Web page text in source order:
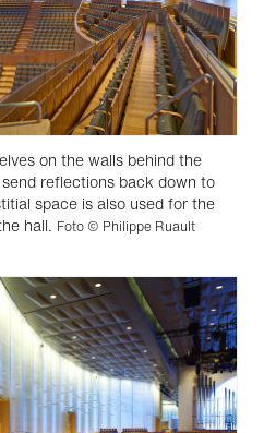
on the walls behind the
reflections back down to
space is also used for the
hall. Foto © Philippe Ruault